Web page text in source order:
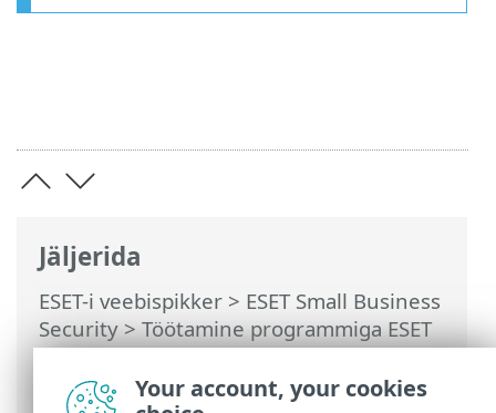
Jäljerida
ESET-i veebispikker > ESET Small Business
Security>Töötamine programmiga ESET
Small Business Security>Täpsem
häälestus >Kontrollid>
Your account, your cookies